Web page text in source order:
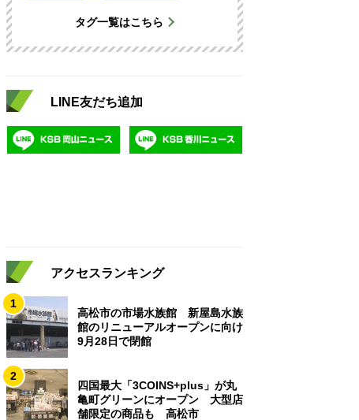
タグ一覧はこちら
LINE友だち追加
アクセスランキング
1
高松市の市場水族館 新屋島水族
館のリニューアルオープンに向け
9月28日で閉館
2
四国最大「3COINS+plus」が丸
亀町グリーンにオープン 大型店
舗限定の商品も 高松市